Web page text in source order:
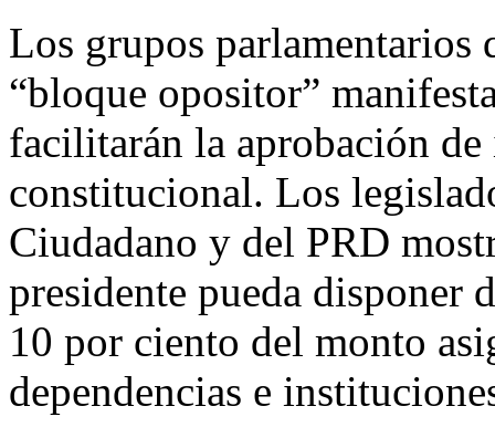
Los grupos
“bloque opositor”
facilitarán la aprobación
constitucional. Los
Ciudadano y del PRD
presidente pueda disponer
10 por ciento del monto
dependencias e